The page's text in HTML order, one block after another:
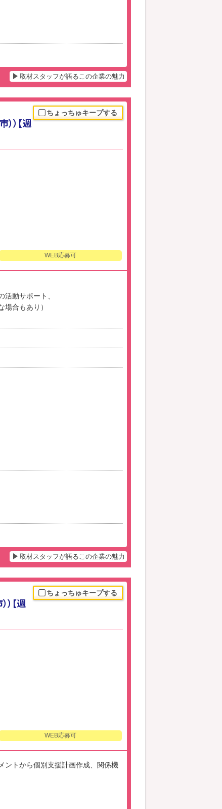
取材スタッフが語るこの企業の魅力
ちょっちゅキープする
）【週
WEB応募可
動サポート、
合もあり）
取材スタッフが語るこの企業の魅力
ちょっちゅキープする
【週
WEB応募可
ントから個別支援計画作成、関係機